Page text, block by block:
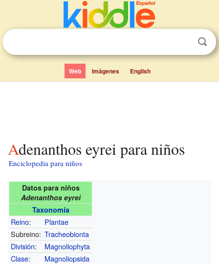
Web Imágenes English
Adenanthos eyrei para niños
Enciclopedia para niños
Datos para niños
Adenanthos eyrei
Taxonomía
Reino:
Plantae
Subreino: Tracheobionta
División:
Magnoliophyta
Clase:
Magnoliopsida